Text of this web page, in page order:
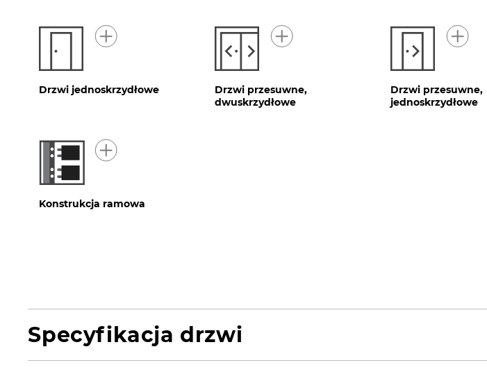
Drzwi jednoskrzydłowe
Drzwi przesuwne,
dwuskrzydłowe
Drzwi przesuwne,
jednoskrzydłowe
Konstrukcja ramowa
Specyfikacja drzwi